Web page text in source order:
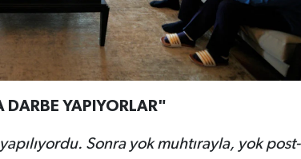
DARBE YAPIYORLAR"
Sonra yok muhtırayla, yok post-